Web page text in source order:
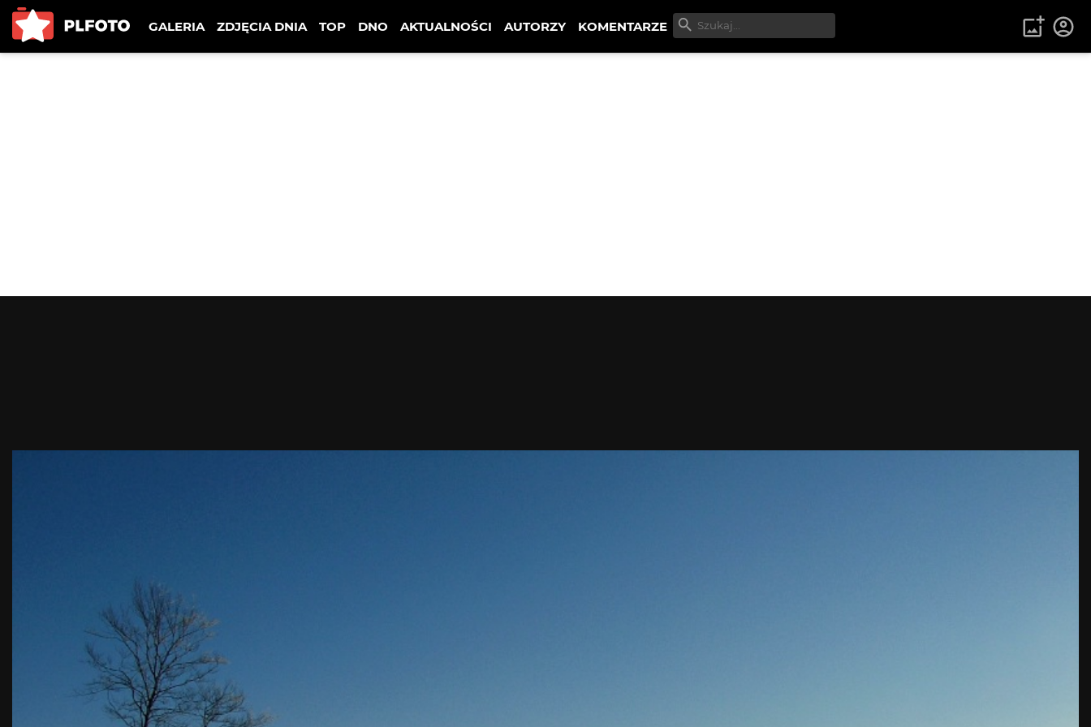
GALERIA ZDJĘCIA DNIA TOP DNO AKTUALNOŚCI AUTORZY KOMENTARZE